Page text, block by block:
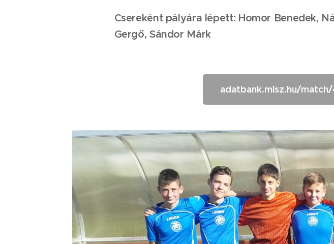
Csereként pályára lépett: Homor Benedek,
Gergő, Sándor Márk
adatbank.mlsz.hu/